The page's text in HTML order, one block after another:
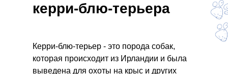
керри-блю-терьера
Керри-блю-терьер - это порода собак,
которая происходит из Ирландии и была
выведена для охоты на крыс и других